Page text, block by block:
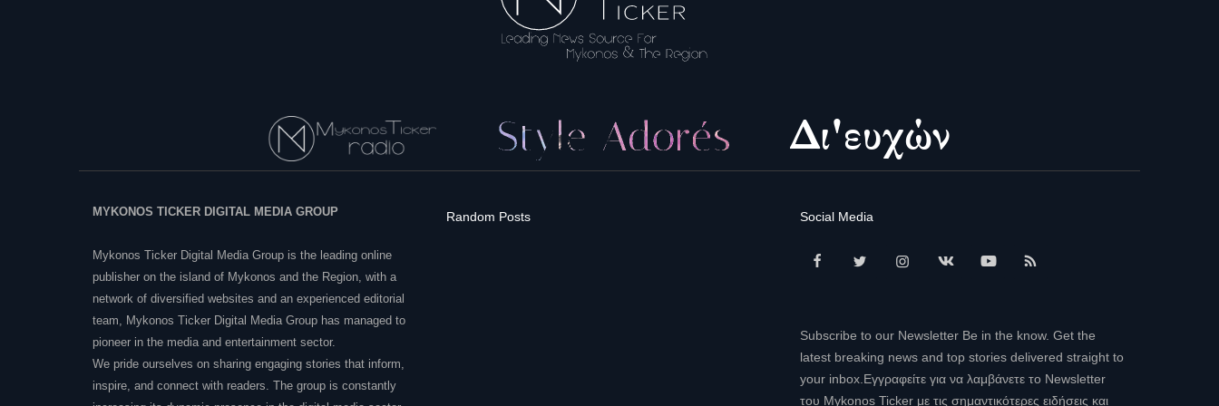
MYKONOS TICKER DIGITAL MEDIA GROUP
Mykonos Ticker Digital Media Group is the leading online
publisher on the island of Mykonos and the Region, with a
network of diversified websites and an experienced editorial
team, Mykonos Ticker Digital Media Group has managed to
pioneer in the media and entertainment sector.
We pride ourselves on sharing engaging stories that inform,
inspire, and connect with readers. The group is constantly
Random Posts Social Media
Subscribe to our Newsletter Be in the know. Get the
latest breaking news and top stories delivered straight to
your inbox.Εγγραφείτε για να λαμβάνετε το Newsletter
του Mykonos Ticker με τις σημαντικότερες ειδήσεις και